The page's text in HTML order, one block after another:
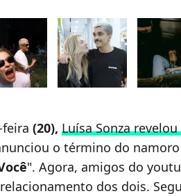
(20), Luísa Sonza
o término do
". Agora, amigos do
dos dois.